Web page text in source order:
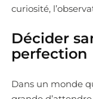
curiosité,
Décider
perfection
Dans un monde